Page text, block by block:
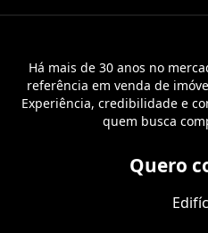
Há mais de 30 anos no
referência em venda de
Experiência, credibilidade e
quem busca
Quero